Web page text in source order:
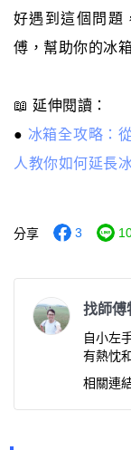
好遇到這個問題
傅，幫助你的冰
📖 延伸閱讀：
● 冰箱全攻略：
人教你如何延長
分享 3
找師傅
自小左
有熱忱
相關連